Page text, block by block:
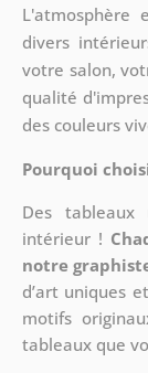
L'atmosphère
divers
votre salon,
qualité
des couleurs
Pourquoi
Des tableaux
intérieur !
notre
d’art uniques
motifs
tableaux que